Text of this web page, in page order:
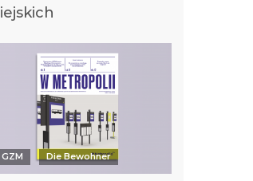
GZM Die Bewohner